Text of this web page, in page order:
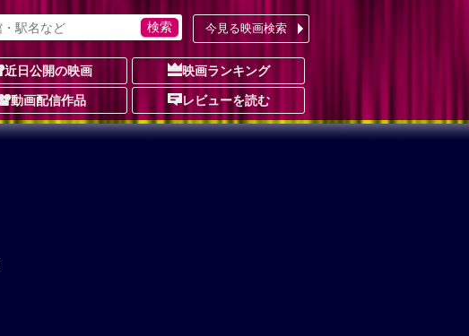
今見る映画検索
近日公開の映画 映画ランキング
動画配信作品 レビューを読む